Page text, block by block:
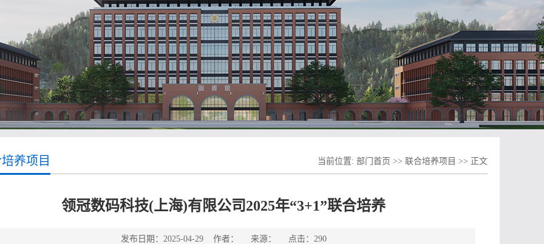
养项目 当前位置: 部门首页 >> 联合培养项目 >> 正文
领冠数码科技(上海)有限公司2025年“3+1”联合培养
发布日期：2025-04-29 作者： 来源： 点击： 290